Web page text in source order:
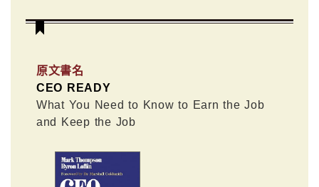
原文書名
CEO READY
What You Need to Know to Earn the Job
and Keep the Job